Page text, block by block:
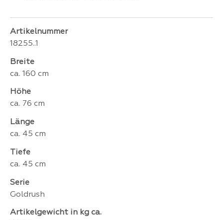
Artikelnummer
18255..1
Breite
ca. 160 cm
Höhe
ca. 76 cm
Länge
ca. 45 cm
Tiefe
ca. 45 cm
Serie
Goldrush
Artikelgewicht in kg ca.